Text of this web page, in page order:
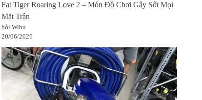
Fat Tiger Roaring Love 2 – Món Đồ Chơi Gây Sốt Mọi
Mặt Trận
bởi Wibu
20/06/2026